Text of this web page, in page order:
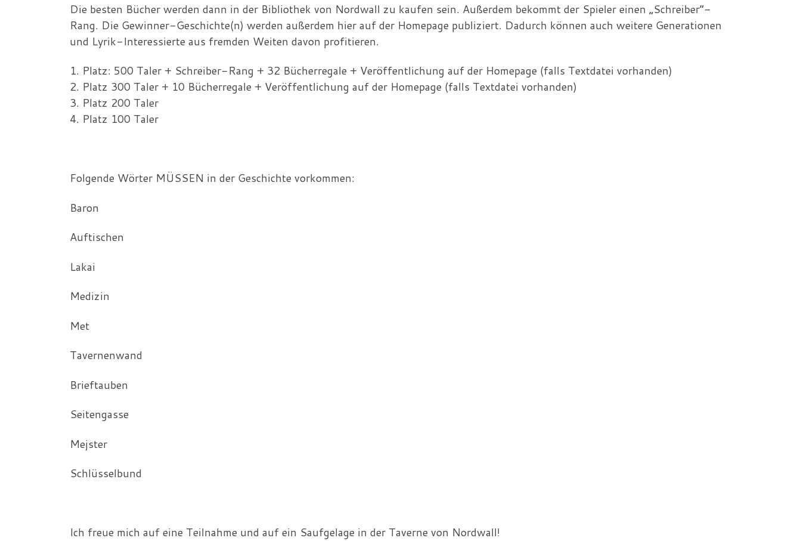
Die besten Bücher werden dann in der Bibliothek von Nordwall zu kaufen sein. Außerdem bekommt der Spieler einen „Schreiber“-
Rang. Die Gewinner-Geschichte(n) werden außerdem hier auf der Homepage publiziert. Dadurch können auch weitere Generationen
und Lyrik-Interessierte aus fremden Weiten davon profitieren.
1. Platz: 500 Taler + Schreiber-Rang + 32 Bücherregale + Veröffentlichung auf der Homepage (falls Textdatei vorhanden)
2. Platz 300 Taler + 10 Bücherregale + Veröffentlichung auf der Homepage (falls Textdatei vorhanden)
3. Platz 200 Taler
4. Platz 100 Taler
Folgende Wörter MÜSSEN in der Geschichte vorkommen:
Baron
Auftischen
Lakai
Medizin
Met
Tavernenwand
Brieftauben
Seitengasse
Mejster
Schlüsselbund
Ich freue mich auf eine Teilnahme und auf ein Saufgelage in der Taverne von Nordwall!